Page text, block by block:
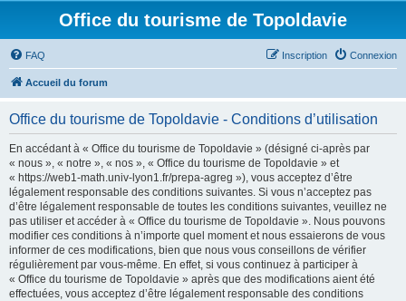
Office du tourisme de Topoldavie
FAQ Connexion
Inscription
Accueil du forum
Office du tourisme de Topoldavie - Conditions d’utilisation
En accédant à « Office du tourisme de Topoldavie » (désigné ci-après par
« nous », « notre », « nos », « Office du tourisme de Topoldavie » et
« https://web1-math.univ-lyon1.fr/prepa-agreg »), vous acceptez d’être
légalement responsable des conditions suivantes. Si vous n’acceptez pas
d’être légalement responsable de toutes les conditions suivantes, veuillez ne
pas utiliser et accéder à « Office du tourisme de Topoldavie ». Nous pouvons
modifier ces conditions à n’importe quel moment et nous essaierons de vous
informer de ces modifications, bien que nous vous conseillons de vérifier
régulièrement par vous-même. En effet, si vous continuez à participer à
« Office du tourisme de Topoldavie » après que des modifications aient été
effectuées, vous acceptez d’être légalement responsable des conditions